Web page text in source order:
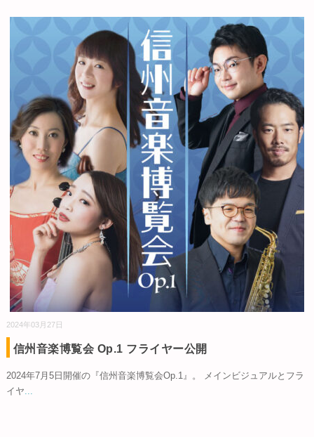
2024年03月27日
信州音楽博覧会 Op.1 フライヤー公開
2024年7月5日開催の『信州音楽博覧会Op.1』。 メインビジュアルとフラ
イヤ...